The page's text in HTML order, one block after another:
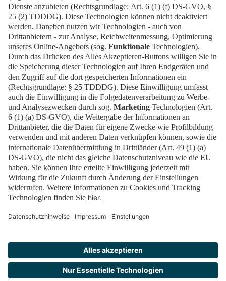
Wird das Ticket-Widget nicht angezeigt? Dann
buchen Sie Ihr Ticket direkt überdiesen Link!
TicketsNewsblog
EN
KontaktFAQDownloadsNewsletterImpressum
DatenschutzCookies
Erklärung zur BarrierefreiheitBarrierefrei